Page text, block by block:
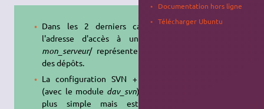
Dans les 2 derniers cas, dans
l'adresse d'accès à un dépôt,
mon_serveur/ représente
des dépôts.
La configuration SVN + Apache
(avec le module dav_svn) semble
plus simple mais est moins
Documentation hors ligne
Télécharger Ubuntu